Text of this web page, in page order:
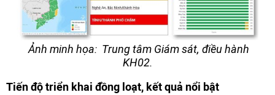
Ảnh minh họa: Trung tâm Giám sát, điều hành
KH02.
Tiến độ triển khai đồng loạt, kết quả nổi bật